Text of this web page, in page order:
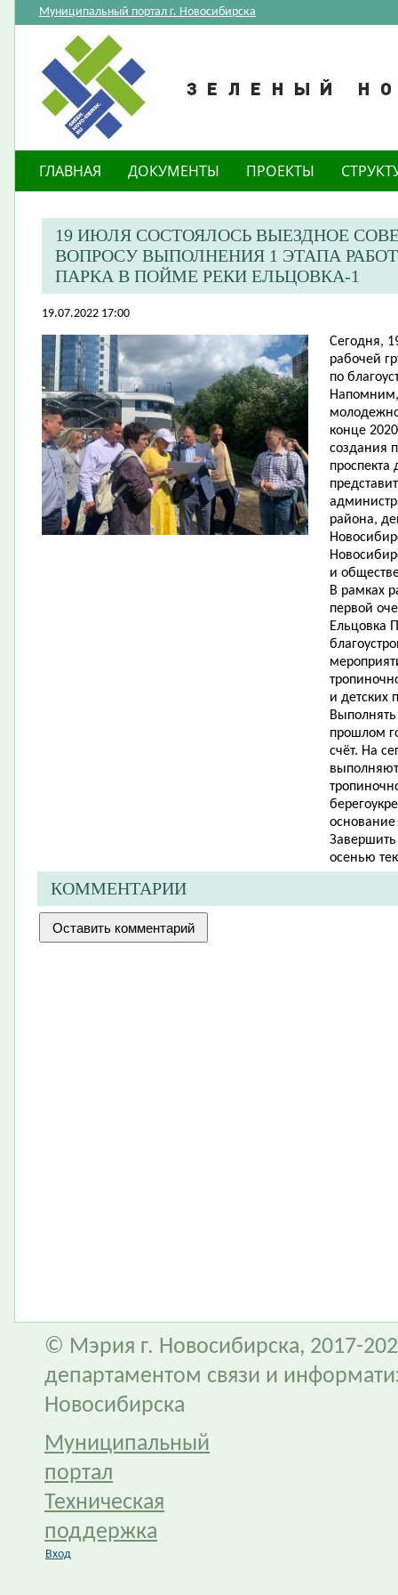
Муниципальный портал г. Новосибирска
ГЛАВНАЯ ДОКУМЕНТЫ ПРОЕКТЫ
19 ИЮЛЯ СОСТОЯЛОСЬ ВЫЕЗДНОЕ
ВОПРОСУ ВЫПОЛНЕНИЯ 1 ЭТАПА
ПАРКА В ПОЙМЕ РЕКИ ЕЛЬЦОВКА-1
19.07.2022 17:00
Сегодня,
рабочей
по
Напомним,
конце
создания
района,
и
В рамках
первой
Ельцовка
и детских
прошлом
счёт. На
Завершить
осенью
КОММЕНТАРИИ
© Мэрия г. Новосибирска, 2017-
департаментом связи и
Новосибирска
Муниципальный
портал
Техническая
поддержка
Вход